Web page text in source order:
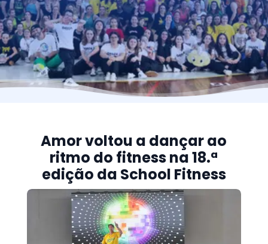
Amor voltou a dançar ao
ritmo do fitness na 18.ª
edição da School Fitness